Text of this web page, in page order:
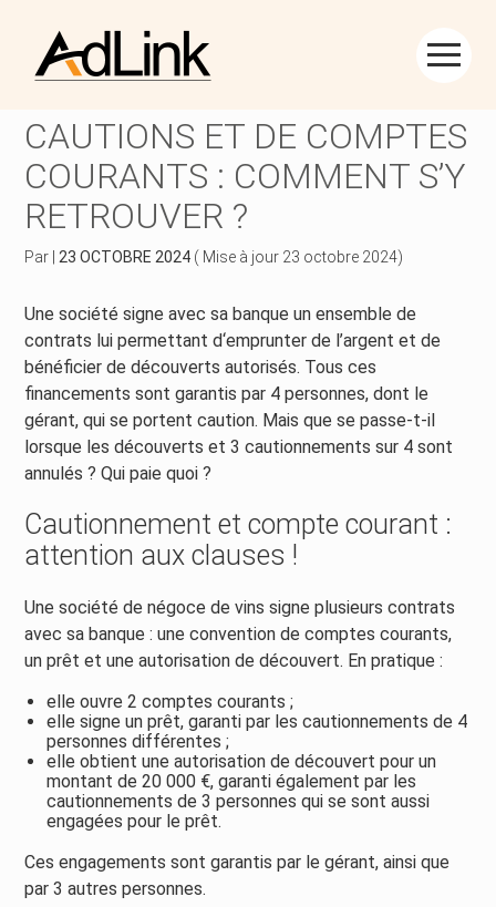
Aller
au
Créer et reprendre une activité
Développer votre entreprise
Construire votre patrimoine
Piloter votre gestion
Gérer vos ressources humaines
Dématérialiser vos documents
CAUTIONS ET DE COMPTES
COURANTS : COMMENT S’Y
RETROUVER ?
Par 23 OCTOBRE 2024 ( Mise à jour 23 octobre 2024)
Une société signe avec sa banque un ensemble de
contrats lui permettant d‘emprunter de l’argent et de
bénéficier de découverts autorisés. Tous ces
financements sont garantis par 4 personnes, dont le
gérant, qui se portent caution. Mais que se passe-t-il
lorsque les découverts et 3 cautionnements sur 4 sont
annulés ? Qui paie quoi ?
Cautionnement et compte courant :
attention aux clauses !
Une société de négoce de vins signe plusieurs contrats
avec sa banque : une convention de comptes courants,
un prêt et une autorisation de découvert. En pratique :
elle ouvre 2 comptes courants ;
elle signe un prêt, garanti par les cautionnements de 4
personnes différentes ;
elle obtient une autorisation de découvert pour un
montant de 20 000 €, garanti également par les
cautionnements de 3 personnes qui se sont aussi
engagées pour le prêt.
Ces engagements sont garantis par le gérant, ainsi que
par 3 autres personnes.